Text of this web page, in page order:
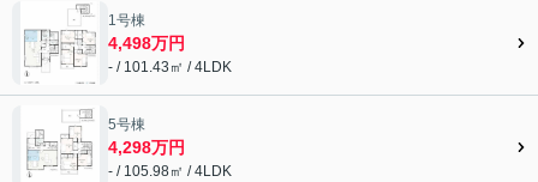
1号棟
4,498万円
- / 101.43㎡ / 4LDK
5号棟
4,298万円
- / 105.98㎡ / 4LDK